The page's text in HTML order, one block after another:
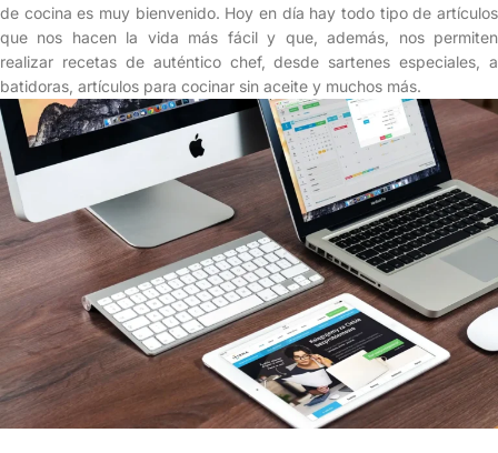
de cocina es muy bienvenido. Hoy en día hay todo tipo de artículos
que nos hacen la vida más fácil y que, además, nos permiten
realizar recetas de auténtico chef, desde sartenes especiales, a
batidoras, artículos para cocinar sin aceite y muchos más.